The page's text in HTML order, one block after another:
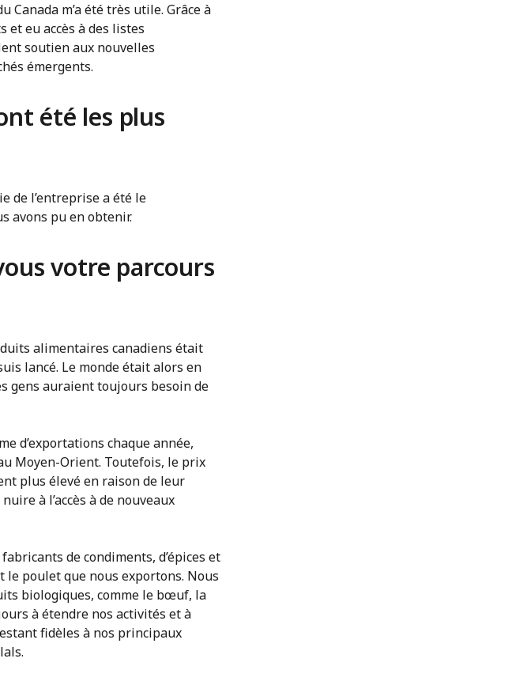
Canada m’a été très utile. Grâce à
et eu accès à des listes
soutien aux nouvelles
émergents.
été les plus
de l’entreprise a été le
avons pu en obtenir.
votre parcours
alimentaires canadiens était
lancé. Le monde était alors en
gens auraient toujours besoin de
d’exportations chaque année,
Moyen-Orient. Toutefois, le prix
plus élevé en raison de leur
à l’accès à de nouveaux
de condiments, d’épices et
poulet que nous exportons. Nous
biologiques, comme le bœuf, la
à étendre nos activités et à
fidèles à nos principaux